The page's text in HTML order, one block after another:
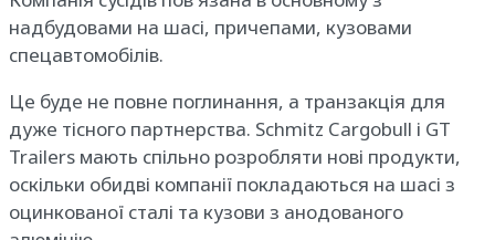
надбудовами на шасі, причепами, кузовами
спецавтомобілів.
Це буде не повне поглинання, а транзакція для
дуже тісного партнерства. Schmitz Cargobull і GT
Trailers мають спільно розробляти нові продукти,
оскільки обидві компанії покладаються на шасі з
оцинкованої сталі та кузови з анодованого